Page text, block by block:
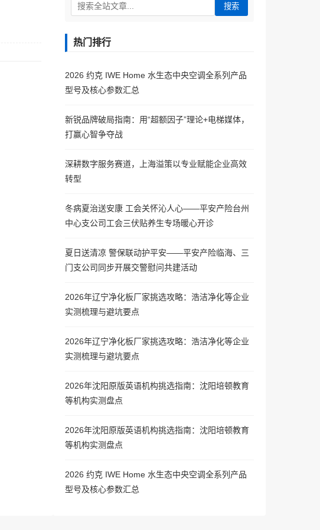
搜索
热门排行
2026 约克 IWE Home 水生态中央空调全系列产品
型号及核心参数汇总
新锐品牌破局指南：用“超额因子”理论+电梯媒体，
打赢心智争夺战
深耕数字服务赛道，上海溢策以专业赋能企业高效
转型
冬病夏治送安康 工会关怀沁人心——平安产险台州
中心支公司工会三伏贴养生专场暖心开诊
夏日送清凉 警保联动护平安——平安产险临海、三
门支公司同步开展交警慰问共建活动
2026年辽宁净化板厂家挑选攻略：浩洁净化等企业
实测梳理与避坑要点
2026年辽宁净化板厂家挑选攻略：浩洁净化等企业
实测梳理与避坑要点
2026年沈阳原版英语机构挑选指南：沈阳培顿教育
等机构实测盘点
2026年沈阳原版英语机构挑选指南：沈阳培顿教育
等机构实测盘点
2026 约克 IWE Home 水生态中央空调全系列产品
型号及核心参数汇总